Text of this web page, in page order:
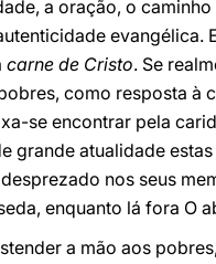
a oração, o
carne de Cristo. Se
como resposta à
se encontrar pela
grande atualidade
nos seus
enquanto lá fora O
a mão aos